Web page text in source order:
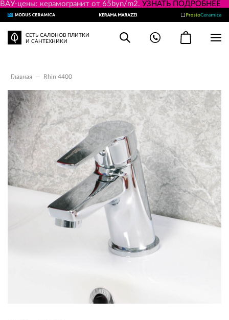
ВАУ-цены: керамогранит от 65byn/m2. УЗНАТЬ ПОДРОБНЕЕ
СЕТЬ САЛОНОВ ПЛИТКИ
И САНТЕХНИКИ
Главная — Rhin 4400